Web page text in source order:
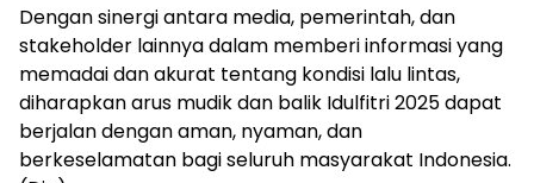
Dengan sinergi antara media, pemerintah, dan
stakeholder lainnya dalam memberi informasi yang
memadai dan akurat tentang kondisi lalu lintas,
diharapkan arus mudik dan balik Idulfitri 2025 dapat
berjalan dengan aman, nyaman, dan
berkeselamatan bagi seluruh masyarakat Indonesia.